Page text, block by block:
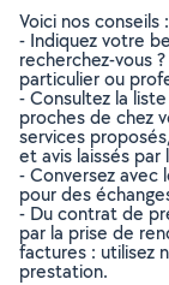
Voici nos conseils :
- Indiquez votre
recherchez-vous
particulier ou
- Consultez la
proches de chez
services
et avis laissés par
- Conversez avec
pour des
- Du contrat de
par la prise de
factures : utilisez
prestation.